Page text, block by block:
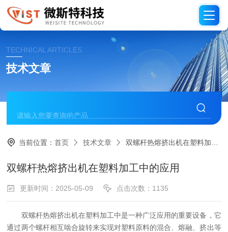
TECHNICAL ARTICLES
技术文章
当前位置：首页 技术文章 双螺杆热熔挤出机在塑料加工中的应用
双螺杆热熔挤出机在塑料加工中的应用
更新时间：2025-05-09 点击次数：1135
双螺杆热熔挤出机在塑料加工中是一种广泛应用的重要设备，它
通过两个螺杆相互啮合旋转来实现对塑料原料的混合、熔融、挤出等